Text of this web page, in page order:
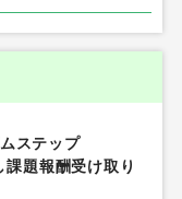
ステップ
課題報酬受け取り